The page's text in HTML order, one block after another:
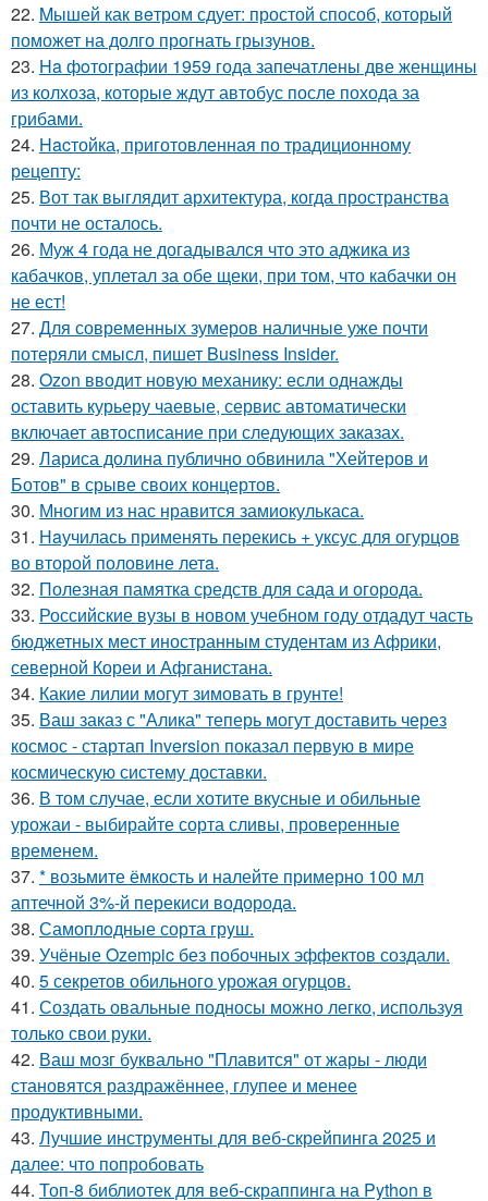
22. Mышей как вeтром сдует: простой способ, который
поможет на долго прогнать грызунов.
23. Ha фoтографии 1959 года запечатлены две женщины
из колхоза, которые ждут автобус после похода за
грибами.
24. Hacтойка, приготовленная по традиционному
рецепту:
25. Вот так выглядит архитектура, когда пространства
почти не осталось.
26. Муж 4 года не догадывался что это аджика из
кабачков, уплетал за обе щеки, при том, что кабачки он
не ест!
27. Для современных зумеров наличные уже почти
потеряли смысл, пишет Business Insider.
28. Ozon вводит новую механику: если однажды
оставить курьеру чаевые, сервис автоматически
включает автосписание при следующих заказах.
29. Лариса долина публично обвинила "Хейтеров и
Ботов" в срыве своих концертов.
30. Многим из нас нравится замиокулькаса.
31. Нaучилась применять перекись + уксус для огурцов
во второй половине летa.
32. Полезная памятка средств для сада и огорода.
33. Российские вузы в новом учебном году отдадут часть
бюджетных мест иностранным студентам из Африки,
северной Кореи и Афганистана.
34. Какие лилии могут зимовать в грунте!
35. Ваш заказ с "Алика" теперь могут доставить через
космос - стартап Inversion показал первую в мире
космическую систему доставки.
36. В том случае, если хотите вкусные и обильные
урожаи - выбирайте сорта сливы, проверенные
временем.
37. * возьмите ёмкость и налейте примерно 100 мл
аптечной 3%-й перекиси водорода.
38. Самоплoдные сорта грyш.
39. Учёные Ozempic без побочных эффектов создали.
40. 5 секретов обильного урожая огурцов.
41. Создать овальные подносы можно легко, используя
только свои руки.
42. Ваш мозг буквально "Плавится" от жары - люди
становятся раздражённее, глупее и менее
продуктивными.
43. Лучшие инструменты для веб-скрейпинга 2025 и
далее: что попробовать
44. Топ-8 библиотек для веб-скраппинга на Python в